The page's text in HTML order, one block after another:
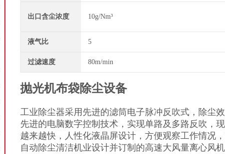
出口含尘浓度 10g/Nm³
液气比 5
过滤速度 80m/min
抛光机布袋除尘设备
工业除尘器采用先进的滤筒电子脉冲反吹式，除尘效
先进的电脑数字控制技术，实现单路及多路反吹，
越来越快，人性化液晶屏设计，方便观察工作情况，
自动除尘清洁机业设计并订制的高速大风量离心风